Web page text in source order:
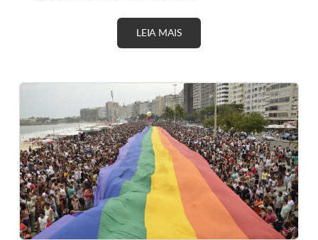
LEIA MAISM
O
:
E
N
T
R
E
F
I
T